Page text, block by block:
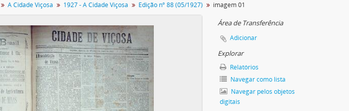
A Cidade Viçosa 1927 - A Cidade Viçosa Edição nº 88 (05/1927) imagem 01
Área de Transferência
Adicionar
Explorar
Relatórios
Navegar como lista
Navegar pelos objetos
digitais